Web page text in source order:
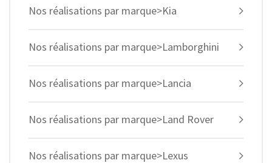
Nos réalisations par marque>Kia
Nos réalisations par marque>Lamborghini
Nos réalisations par marque>Lancia
Nos réalisations par marque>Land Rover
Nos réalisations par marque>Lexus